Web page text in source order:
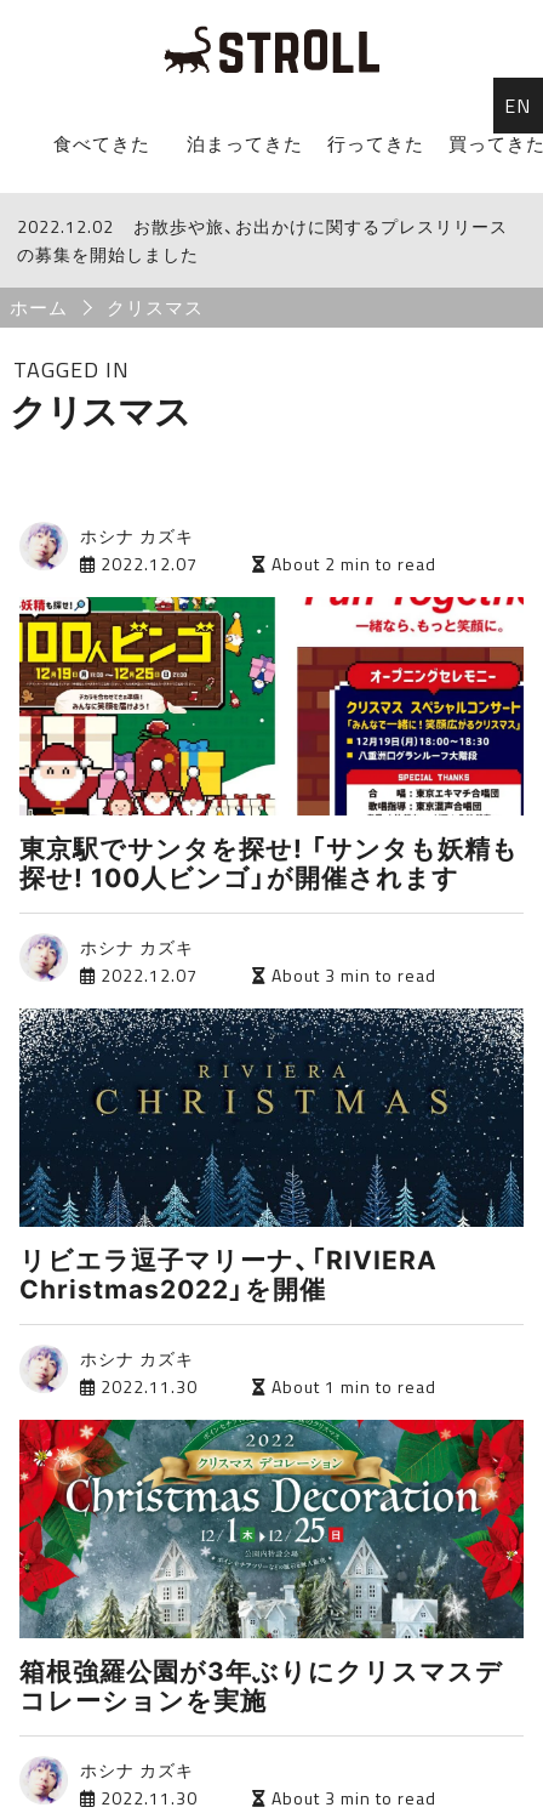
STROLL Menu
食べてきた 泊まってきた 行ってきた 買ってき
STROLLからのお知らせ
2022.12.02
お散歩や旅、お出かけに関するプレスリリース
の募集を開始しました
Breadcrumb
ホーム クリスマス
TAGGED IN
クリスマス
ホシナ カズキ
2022.12.07
About 2 min to read
東京駅でサンタを探せ! 「サンタも妖精も
探せ! 100人ビンゴ」が開催されます
ホシナ カズキ
2022.12.07
About 3 min to read
リビエラ逗子マリーナ、「RIVIERA
Christmas2022」を開催
ホシナ カズキ
2022.11.30
About 1 min to read
箱根強羅公園が3年ぶりにクリスマスデ
コレーションを実施
ホシナ カズキ
2022.11.30
About 3 min to read
EN